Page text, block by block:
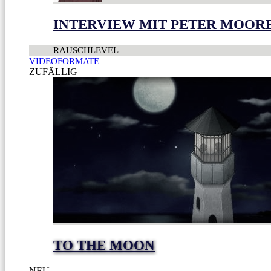
INTERVIEW MIT PETER
RAUSCHLEVEL
VIDEOFORMATE
ZUFÄLLIG
TO THE MOON